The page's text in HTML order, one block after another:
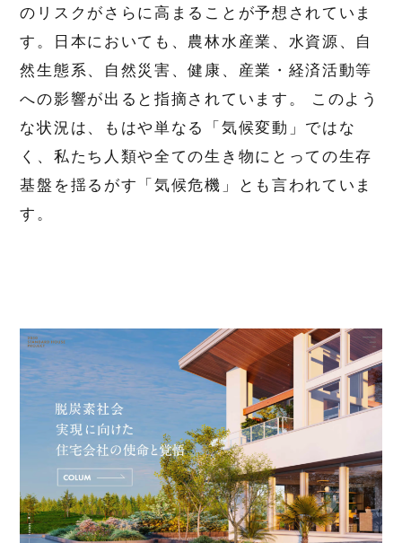
のリスクがさらに高まることが予想されていま
す。日本においても、農林水産業、水資源、自
然生態系、自然災害、健康、産業・経済活動等
への影響が出ると指摘されています。 このよう
な状況は、もはや単なる「気候変動」ではな
く、私たち人類や全ての生き物にとっての生存
基盤を揺るがす「気候危機」とも言われていま
す。